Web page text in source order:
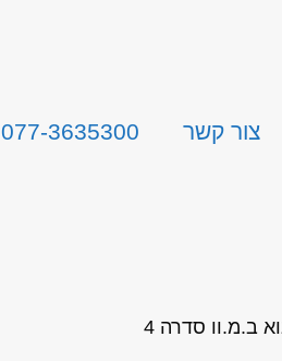
צור קשר 077-3635300
ב.מ.וו סדרה 4